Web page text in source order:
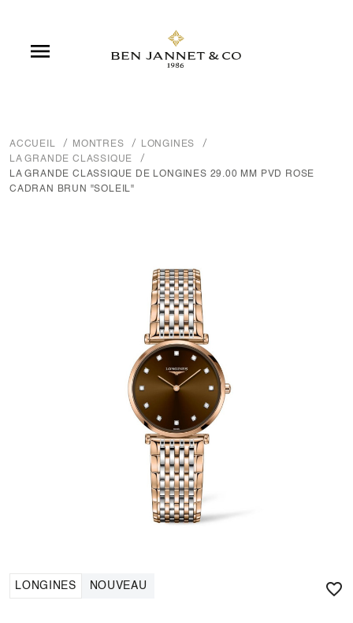

ACCUEIL MONTRES
LONGINES
LA GRANDE CLASSIQUE
LA GRANDE CLASSIQUE DE LONGINES 29.00 MM PVD ROSE
CADRAN BRUN "SOLEIL"
LONGINES NOUVEAU 